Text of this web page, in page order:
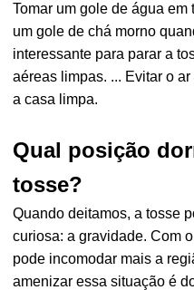
Tomar um gole de água
um gole de chá morno
interessante para parar a
aéreas limpas. ... Evitar o
a casa limpa.
Qual posição
tosse?
Quando deitamos, a tosse
curiosa: a gravidade. Com
pode incomodar mais a
amenizar essa situação é